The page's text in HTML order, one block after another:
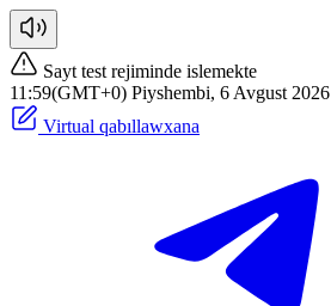
Sayt test rejiminde islemekte
12:00(GMT+0) Piyshembi, 6 Avgust 2026
Virtual qabıllawxana